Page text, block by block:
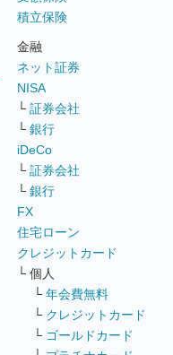
積立保険
金融
ネット証券
NISA
└ 証券会社
└ 銀行
iDeCo
└ 証券会社
└ 銀行
FX
住宅ローン
クレジットカード
└ 個人
└ 年会費無料
└ クレジットカード
└ ゴールドカード